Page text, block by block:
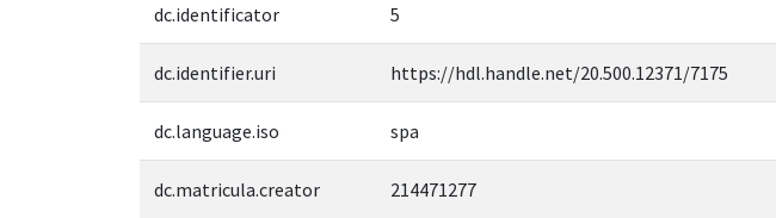
dc.identificator 5
dc.identifier.uri https://hdl.handle.net/20.500.12371/7175
dc.language.iso spa
dc.matricula.creator 214471277